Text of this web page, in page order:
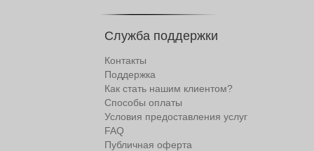
Служба поддержки
Контакты
Поддержка
Как стать нашим клиентом?
Способы оплаты
Условия предоставления услуг
FAQ
Публичная оферта